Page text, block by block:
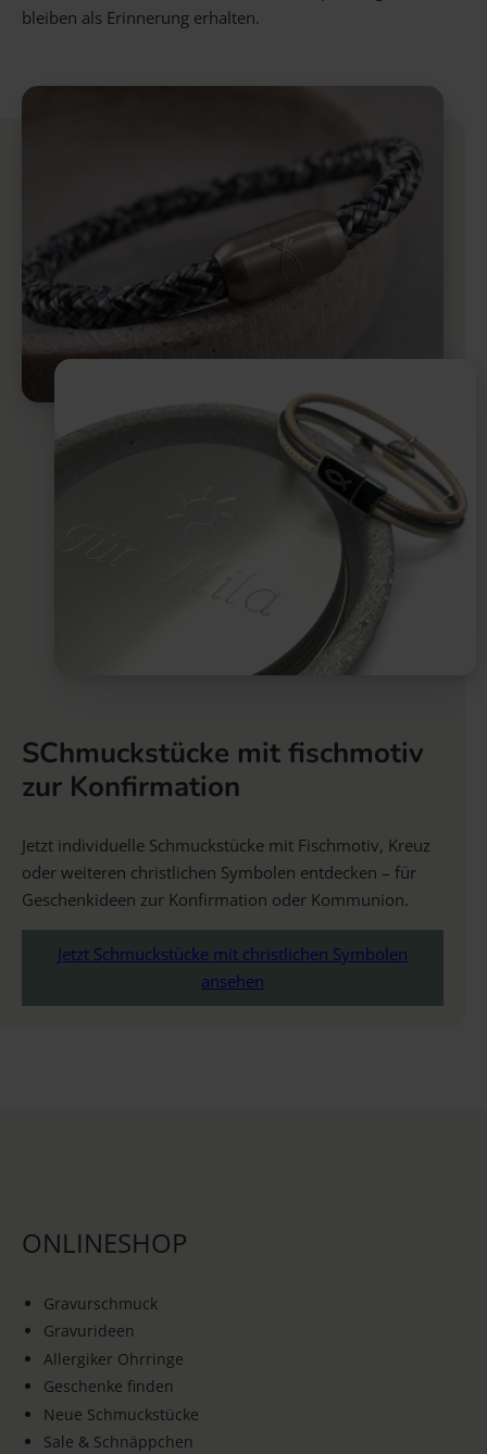
bleiben als Erinnerung erhalten.
SChmuckstücke mit fischmotiv
zur Konfirmation
Jetzt individuelle Schmuckstücke mit Fischmotiv, Kreuz
oder weiteren christlichen Symbolen entdecken – für
Geschenkideen zur Konfirmation oder Kommunion.
Jetzt Schmuckstücke mit christlichen Symbolen
ansehen
ONLINESHOP
Gravurschmuck
Gravurideen
Allergiker Ohrringe
Geschenke finden
Neue Schmuckstücke
Sale & Schnäppchen